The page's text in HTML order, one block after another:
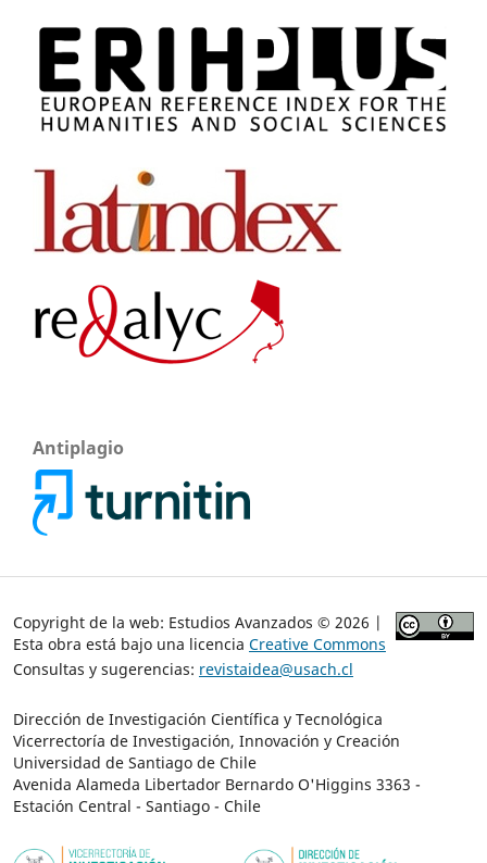
Antiplagio
Copyright de la web: Estudios Avanzados © 2026 |
Esta obra está bajo una licencia Creative Commons
Consultas y sugerencias: revistaidea@usach.cl
Dirección de Investigación Científica y Tecnológica
Vicerrectoría de Investigación, Innovación y Creación
Universidad de Santiago de Chile
Avenida Alameda Libertador Bernardo O'Higgins 3363 -
Estación Central - Santiago - Chile